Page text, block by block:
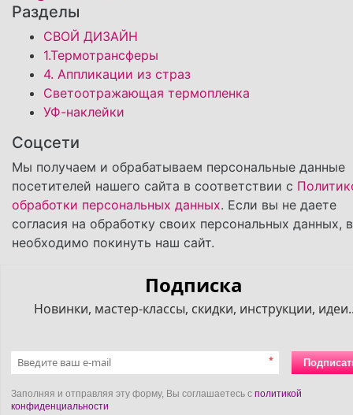
Разделы
СВОЙ ДИЗАЙН
1.Термотрансферы
4. Аппликации из страз
Светоотражающая термопленка
УФ-наклейки
Соцсети
Мы получаем и обрабатываем персональные данные
посетителей нашего сайта в соответствии с
обработки персональных данных. Если вы не даете
согласия на обработку своих персональных данных,
необходимо покинуть наш сайт.
Подписка
Новинки, мастер-классы, скидки, инструкции,
*
Заполняя и отправляя эту форму, Вы соглашаетесь с политикой
конфиденциальности